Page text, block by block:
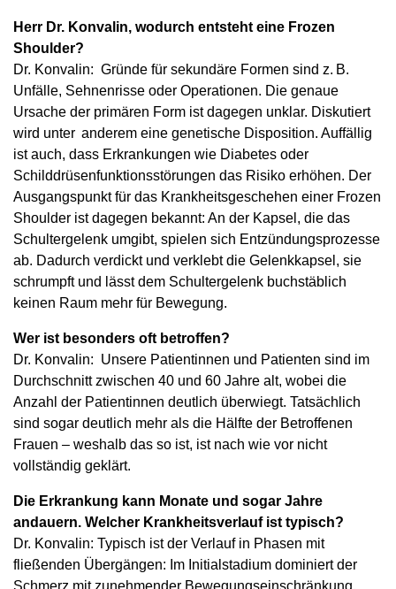
Herr Dr. Konvalin, wodurch entsteht eine Frozen
Shoulder?
Dr. Konvalin: Gründe für sekundäre Formen sind z. B.
Unfälle, Sehnenrisse oder Operationen. Die genaue
Ursache der primären Form ist dagegen unklar. Diskutiert
wird unter anderem eine genetische Disposition. Auffällig
ist auch, dass Erkrankungen wie Diabetes oder
Schilddrüsenfunktionsstörungen das Risiko erhöhen. Der
Ausgangspunkt für das Krankheitsgeschehen einer Frozen
Shoulder ist dagegen bekannt: An der Kapsel, die das
Schultergelenk umgibt, spielen sich Entzündungsprozesse
ab. Dadurch verdickt und verklebt die Gelenkkapsel, sie
schrumpft und lässt dem Schultergelenk buchstäblich
keinen Raum mehr für Bewegung.
Wer ist besonders oft betroffen?
Dr. Konvalin: Unsere Patientinnen und Patienten sind im
Durchschnitt zwischen 40 und 60 Jahre alt, wobei die
Anzahl der Patientinnen deutlich überwiegt. Tatsächlich
sind sogar deutlich mehr als die Hälfte der Betroffenen
Frauen – weshalb das so ist, ist nach wie vor nicht
vollständig geklärt.
Die Erkrankung kann Monate und sogar Jahre
andauern. Welcher Krankheitsverlauf ist typisch?
Dr. Konvalin: Typisch ist der Verlauf in Phasen mit
fließenden Übergängen: Im Initialstadium dominiert der
Schmerz mit zunehmender Bewegungseinschränkung.